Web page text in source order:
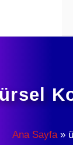
Ana Sayfa»